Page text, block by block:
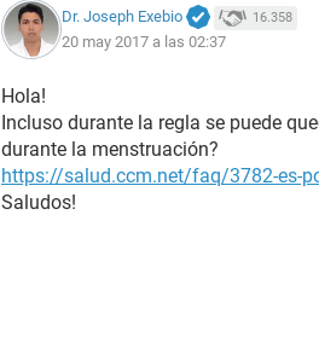
Dr. Joseph Exebio 16.358
20 may 2017 a las 02:37
Hola!
Incluso durante la regla se puede
durante la menstruación?
https://salud.ccm.net/faq/3782-es-
Saludos!